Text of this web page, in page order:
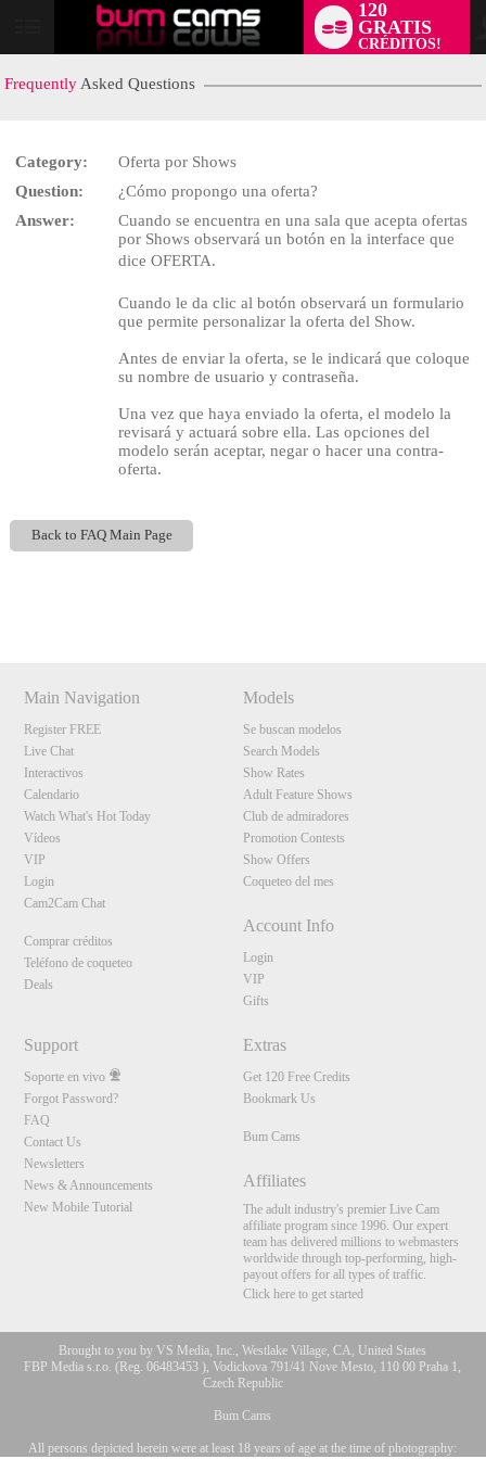
120
GRATIS
CRÉDITOS!
Frequently Asked Questions
Category:
Oferta por Shows
Question:
¿Cómo propongo una oferta?
Answer:
Cuando se encuentra en una sala que acepta ofertas
por Shows observará un botón en la interface que
dice OFERTA.
Cuando le da clic al botón observará un formulario
que permite personalizar la oferta del Show.
Antes de enviar la oferta, se le indicará que coloque
su nombre de usuario y contraseña.
Una vez que haya enviado la oferta, el modelo la
revisará y actuará sobre ella. Las opciones del
modelo serán aceptar, negar o hacer una contra-
oferta.
Back to FAQ Main Page
Main Navigation
Register FREE
Live Chat
Interactivos
Calendario
Watch What's Hot Today
Vídeos
VIP
Login
Cam2Cam Chat
Comprar créditos
Teléfono de coqueteo
Deals
Models
Se buscan modelos
Search Models
Show Rates
Adult Feature Shows
Club de admiradores
Promotion Contests
Show Offers
Coqueteo del mes
Account Info
Login
VIP
Gifts
Support
Soporte en vivo
Forgot Password?
FAQ
Contact Us
Newsletters
News & Announcements
New Mobile Tutorial
Extras
Get 120 Free Credits
Bookmark Us
Bum Cams
Affiliates
The adult industry's premier Live Cam
affiliate program since 1996. Our expert
team has delivered millions to webmasters
worldwide through top-performing, high-
payout offers for all types of traffic.
Click here to get started
Brought to you by VS Media, Inc., Westlake Village, CA, United States
FBP Media s.r.o. (Reg. 06483453 ), Vodickova 791/41 Nove Mesto, 110 00 Praha 1,
Czech Republic
Bum Cams
All persons depicted herein were at least 18 years of age at the time of photography:
LIMITED TIME OFFER!
120
F
R
E
E
C
R
E
DI
T
S